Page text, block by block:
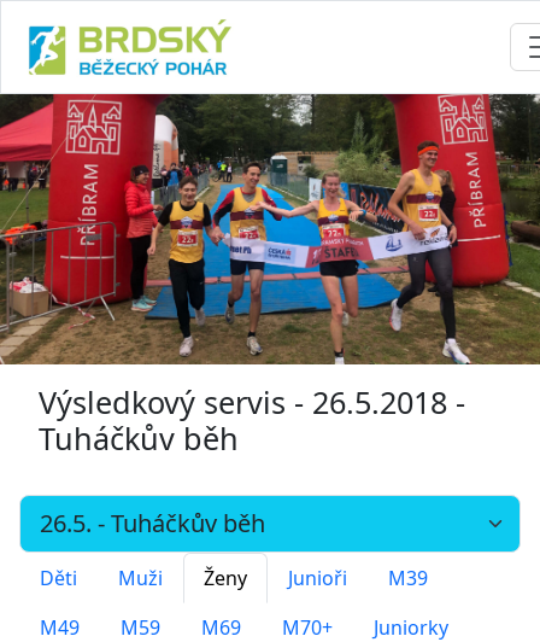
Výsledkový servis - 26.5.2018 -
Tuháčkův běh
Děti Muži Ženy Junioři
M39
M49
M59 M69 M70+
Juniorky